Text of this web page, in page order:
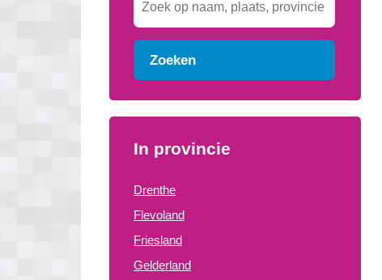
Zoeken
In provincie
Drenthe
Flevoland
Friesland
Gelderland